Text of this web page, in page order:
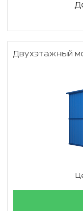
Двухэтажный